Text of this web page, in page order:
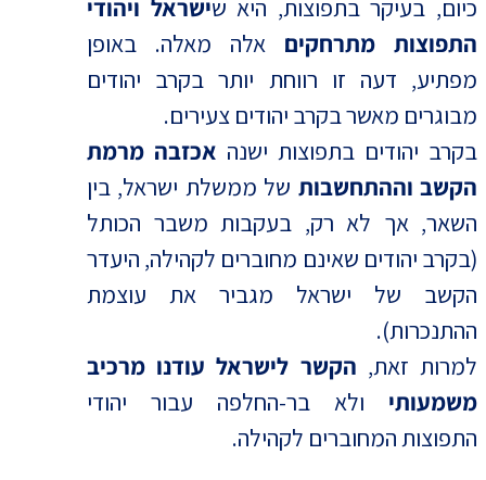
כיום, בעיקר בתפוצות, היא שישראל ויהודי
התפוצות מתרחקים אלה מאלה. באופן
מפתיע, דעה זו רווחת יותר בקרב יהודים
מבוגרים מאשר בקרב יהודים צעירים.
בקרב יהודים בתפוצות ישנה אכזבה מרמת
הקשב וההתחשבות של ממשלת ישראל, בין
השאר, אך לא רק, בעקבות משבר הכותל
(בקרב יהודים שאינם מחוברים לקהילה, היעדר
הקשב של ישראל מגביר את עוצמת
ההתנכרות).
למרות זאת, הקשר לישראל עודנו מרכיב
משמעותי ולא בר-החלפה עבור יהודי
התפוצות המחוברים לקהילה.